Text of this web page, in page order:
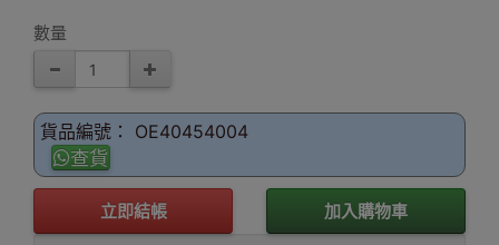
數量
貨品編號： OE40454004
查貨
立即結帳 加入購物車